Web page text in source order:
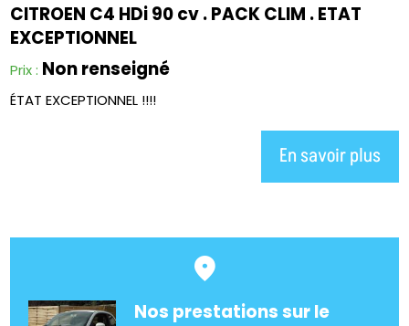
CITROEN C4 HDi 90 cv . PACK CLIM . ETAT
EXCEPTIONNEL
Prix : Non renseigné
ÉTAT EXCEPTIONNEL !!!!
En savoir plus
Nos prestations sur le